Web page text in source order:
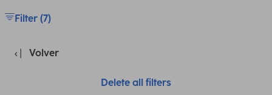
Filter (7)
Volver
Delete all filters